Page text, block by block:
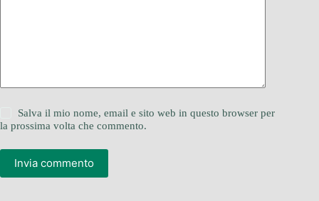
Salva il mio nome, email e sito web in questo browser per
la prossima volta che commento.
Invia commento